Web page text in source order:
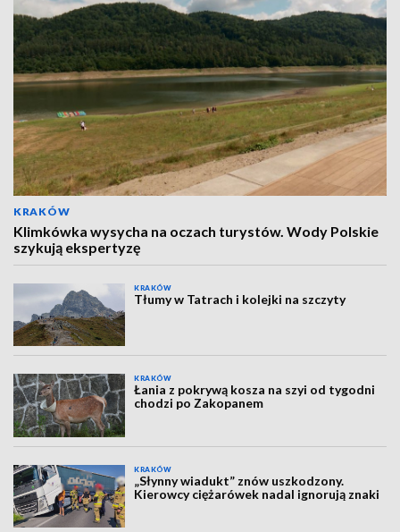
KRAKÓW
Klimkówka wysycha na oczach turystów. Wody Polskie
szykują ekspertyzę
KRAKÓW
Tłumy w Tatrach i kolejki na szczyty
KRAKÓW
Łania z pokrywą kosza na szyi od tygodni
chodzi po Zakopanem
KRAKÓW
„Słynny wiadukt” znów uszkodzony.
Kierowcy ciężarówek nadal ignorują znaki